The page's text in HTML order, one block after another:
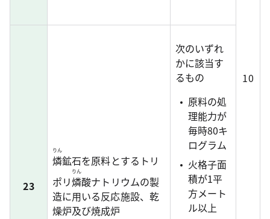
10
23
燐
りん
鉱石を原料とするトリ
ポリ燐
りん
酸ナトリウムの製
造に用いる反応施設、乾
燥炉及び焼成炉
次のいずれ
かに該当す
るもの
原料の処
理能力が
毎時80キ
ログラム
火格子面
積が1平
方メート
ル以上